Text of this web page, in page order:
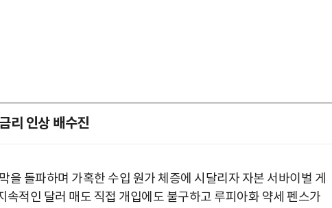
리 인상 배수진
돌파하며 가혹한 수입 원가 체증에 시달리자 자본 서바이벌 게
적인 달러 매도 직접 개입에도 불구하고 루피아화 약세 펜스가